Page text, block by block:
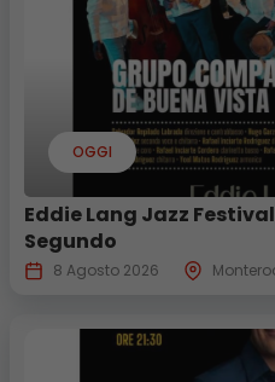
OGGI
Eddie Lang Jazz
Segundo
8 Agosto 2026